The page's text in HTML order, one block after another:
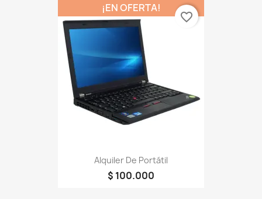
Alquiler De Portátil
$ 100.000
¡EN OFERTA!
favorite_border